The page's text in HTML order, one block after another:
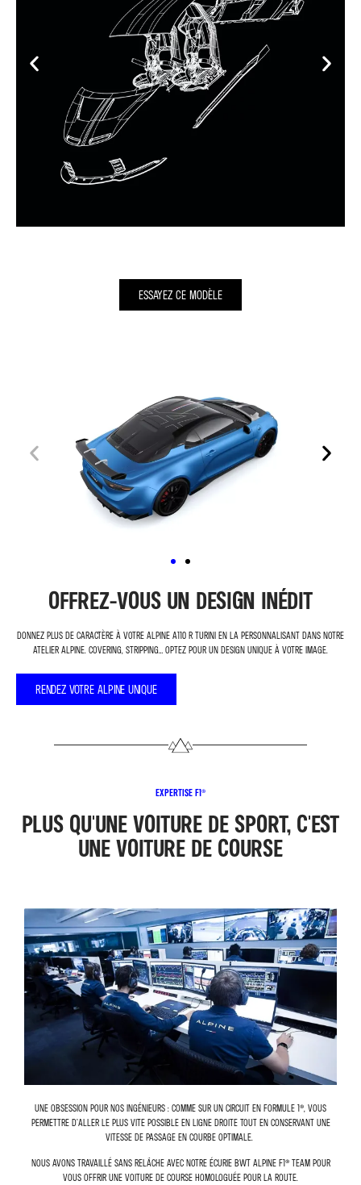
ESSAYEZ CE MODÈLE
OFFREZ-VOUS UN DESIGN INÉDIT
Donnez plus de caractère à votre Alpine A110 R Turini en la personnalisant dans notre
atelier Alpine. Covering, stripping… Optez pour un design unique à votre image.
RENDEZ VOTRE ALPINE UNIQUE
EXPERTISE F1®
PLUS QU'UNE VOITURE DE SPORT, C'EST
UNE VOITURE DE COURSE
Une obsession pour nos ingénieurs : comme sur un circuit en Formule 1®, vous
permettre d’aller le plus vite possible en ligne droite tout en conservant une
vitesse de passage en courbe optimale.
Nous avons travaillé sans relâche avec notre écurie BWT Alpine F1® Team pour
vous offrir une voiture de course homologuée pour la route.